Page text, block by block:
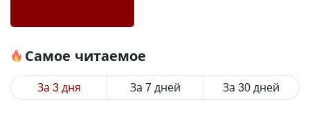
Самое читаемое
За 3 дня За 7 дней За 30 дней